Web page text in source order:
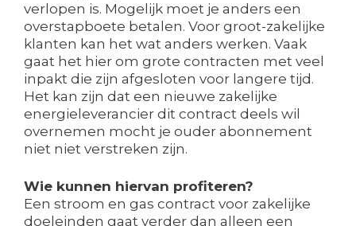
verlopen is. Mogelijk moet je anders een
overstapboete betalen. Voor groot-zakelijke
klanten kan het wat anders werken. Vaak
gaat het hier om grote contracten met veel
inpakt die zijn afgesloten voor langere tijd.
Het kan zijn dat een nieuwe zakelijke
energieleverancier dit contract deels wil
overnemen mocht je ouder abonnement
niet niet verstreken zijn.
Wie kunnen hiervan profiteren?
Een stroom en gas contract voor zakelijke
doeleinden gaat verder dan alleen een